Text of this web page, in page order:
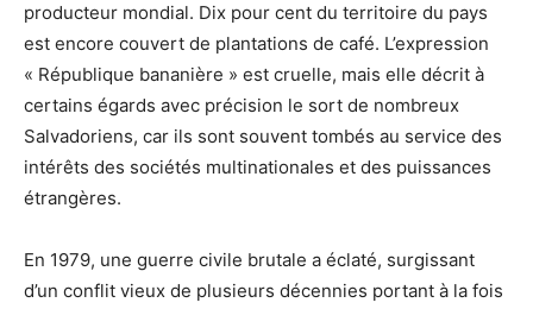
producteur mondial. Dix pour cent du territoire du pays
est encore couvert de plantations de café. L’expression
« République bananière » est cruelle, mais elle décrit à
certains égards avec précision le sort de nombreux
Salvadoriens, car ils sont souvent tombés au service des
intérêts des sociétés multinationales et des puissances
étrangères.
En 1979, une guerre civile brutale a éclaté, surgissant
d’un conflit vieux de plusieurs décennies portant à la fois